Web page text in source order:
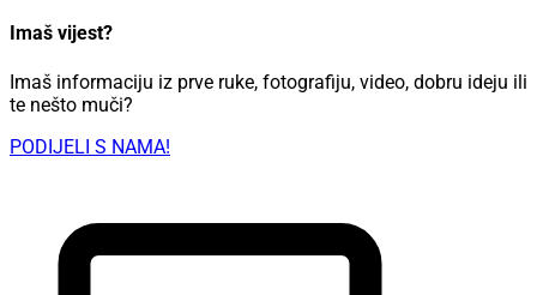
Imaš vijest?
Imaš informaciju iz prve ruke, fotografiju, video, dobru ideju ili
te nešto muči?
PODIJELI S NAMA!